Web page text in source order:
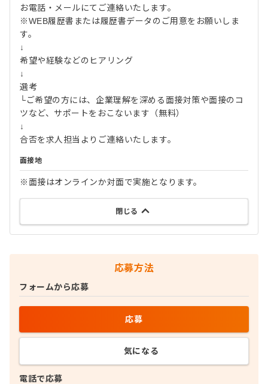
お電話・メールにてご連絡いたします。
※WEB履歴書または履歴書データのご用意をお願いしま
す。
↓
希望や経験などのヒアリング
↓
選考
└ご希望の方には、企業理解を深める面接対策や面接のコ
ツなど、サポートをおこないます（無料）
↓
合否を求人担当よりご連絡いたします。
面接地
※面接はオンラインか対面で実施となります。
閉じる
応募方法
電話で応募
フォームから応募
応募
気になる